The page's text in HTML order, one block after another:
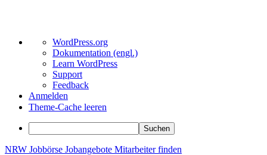
Über
WordPress
WordPress.org
Dokumentation (engl.)
Learn WordPress
Support
Feedback
Anmelden
Theme-Cache leeren
Suchen
Zum
NRW Jobbörse Jobangebote Mitarbeiterfinden